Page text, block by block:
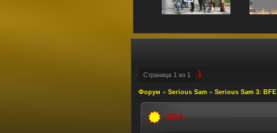
Страница 1 из 1 1
Форум » Serious Sam » Serious Sam 3: BFE
SDA